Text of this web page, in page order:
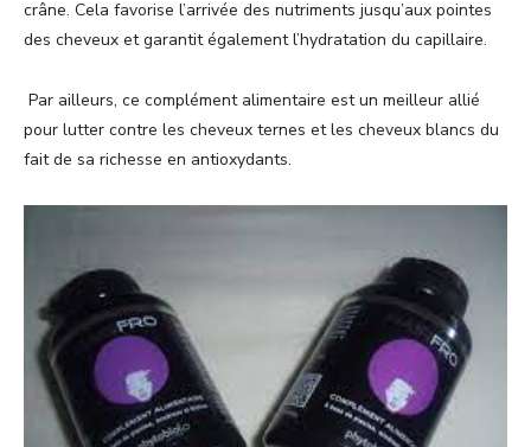
crâne. Cela favorise l’arrivée des nutriments jusqu’aux pointes
des cheveux et garantit également l’hydratation du capillaire.
Par ailleurs, ce complément alimentaire est un meilleur allié
pour lutter contre les cheveux ternes et les cheveux blancs du
fait de sa richesse en antioxydants.